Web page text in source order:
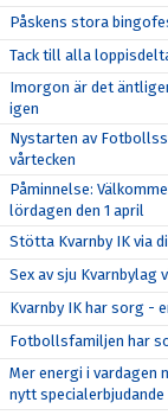
Påskens stora
Tack till alla
Imorgon är det
igen
Nystarten av
vårtecken
Påminnelse:
lördagen den 1 april
Stötta Kvarnby IK via
Sex av sju
Kvarnby IK har sorg -
Fotbollsfamiljen har
Mer energi i vardagen
nytt